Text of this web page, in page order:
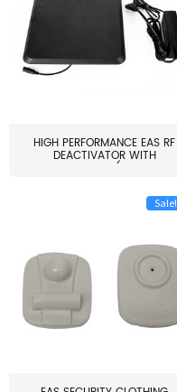
HIGH PERFORMANCE EAS RF
DEACTIVATOR WITH
ALARM(...
Sale!